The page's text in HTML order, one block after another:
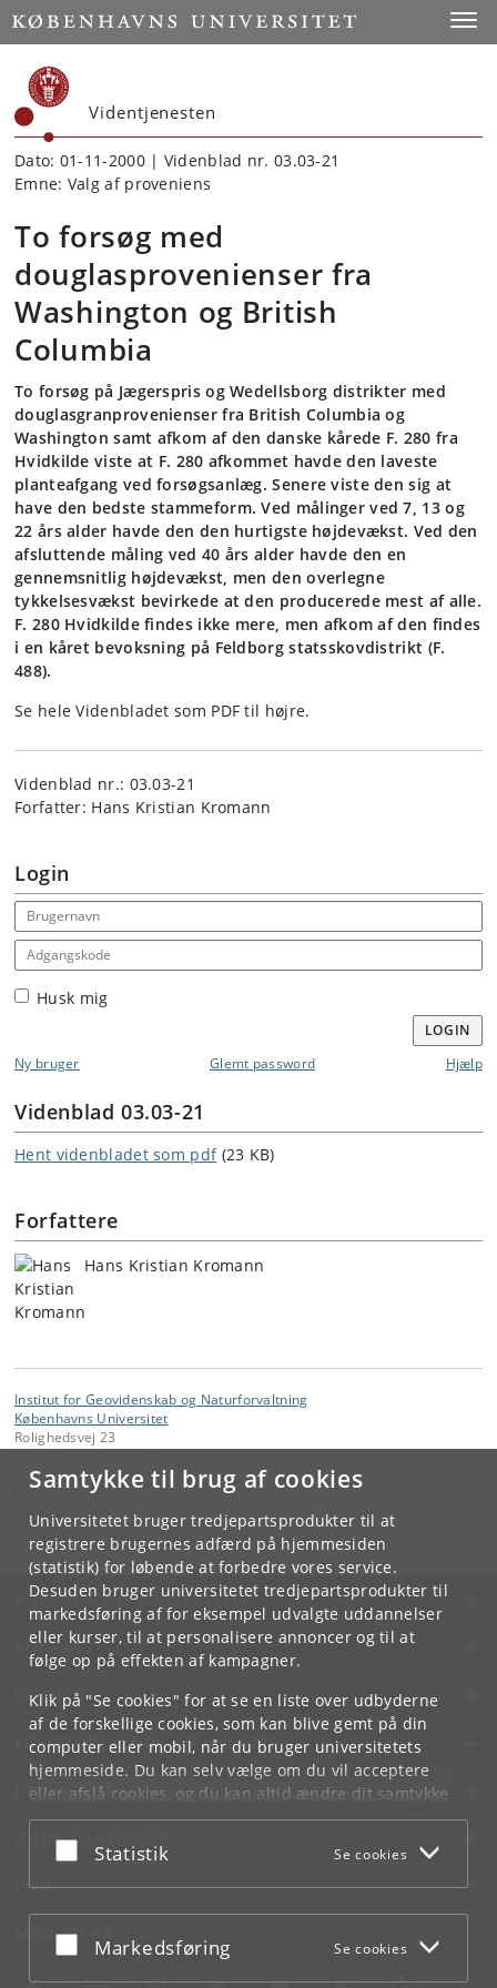
Samtykke til brug af cookies
Universitetet bruger tredjepartsprodukter til at
registrere brugernes adfærd på hjemmesiden
(statistik) for løbende at forbedre vores service.
Desuden bruger universitetet tredjepartsprodukter til
markedsføring af for eksempel udvalgte uddannelser
eller kurser, til at personalisere annoncer og til at
følge op på effekten af kampagner.
Klik på "Se cookies" for at se en liste over udbyderne
af de forskellige cookies, som kan blive gemt på din
computer eller mobil, når du bruger universitetets
hjemmeside. Du kan selv vælge om du vil acceptere
eller afslå cookies, og du kan altid ændre dit samtykke
underCookie- og privatlivspolitiksom du finder i
bunden af hver side.
Acceptér eller afslå
Statistik Se cookies
Acceptér eller afslå
Markedsføring Se cookies
Start
Videntjenesten
Dato: 01-11-2000 | Videnblad nr. 03.03-21
Emne: Valg af proveniens
To forsøg med
douglasprovenienser fra
Washington og British
Columbia
To forsøg på Jægerspris og Wedellsborg distrikter med
douglasgranprovenienser fra British Columbia og
Washington samt afkom af den danske kårede F. 280 fra
Hvidkilde viste at F. 280 afkommet havde den laveste
planteafgang ved forsøgsanlæg. Senere viste den sig at
have den bedste stammeform. Ved målinger ved 7, 13 og
22 års alder havde den den hurtigste højdevækst. Ved den
afsluttende måling ved 40 års alder havde den en
gennemsnitlig højdevækst, men den overlegne
tykkelsesvækst bevirkede at den producerede mest af alle.
F. 280 Hvidkilde findes ikke mere, men afkom af den findes
i en kåret bevoksning på Feldborg statsskovdistrikt (F.
488).
Se hele Videnbladet som PDF til højre.
Videnblad nr.: 03.03-21
Forfatter: Hans Kristian Kromann
Login
Email address
Adgangskode
Husk mig
LOGIN
Ny bruger
Glemt password Hjælp
Videnblad 03.03-21
Hent videnbladet som pdf (23 KB)
Forfattere
Hans Kristian Kromann
Institut for Geovidenskab og Naturforvaltning
Københavns Universitet
Rolighedsvej 23
Videntjenesten
KØBENHAVNS UNIVERSITET
KONTAKT
SERVICES
FOR STUDERENDE OG ANSATTE
JOB OG KARRIERE
NØDSITUATIONER
WEB
MØD KU PÅ